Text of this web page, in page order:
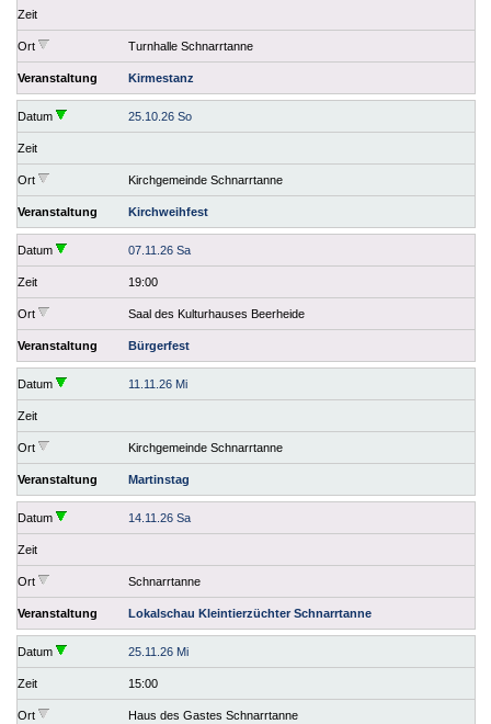
Zeit
Ort Turnhalle Schnarrtanne
Veranstaltung Kirmestanz
Datum 25.10.26 So
Zeit
Ort Kirchgemeinde Schnarrtanne
Veranstaltung Kirchweihfest
Datum 07.11.26 Sa
Zeit 19:00
Ort Saal des Kulturhauses Beerheide
Veranstaltung Bürgerfest
Datum 11.11.26 Mi
Zeit
Ort Kirchgemeinde Schnarrtanne
Veranstaltung Martinstag
Datum 14.11.26 Sa
Zeit
Ort Schnarrtanne
Veranstaltung Lokalschau Kleintierzüchter Schnarrtanne
Datum 25.11.26 Mi
Zeit 15:00
Ort Haus des Gastes Schnarrtanne